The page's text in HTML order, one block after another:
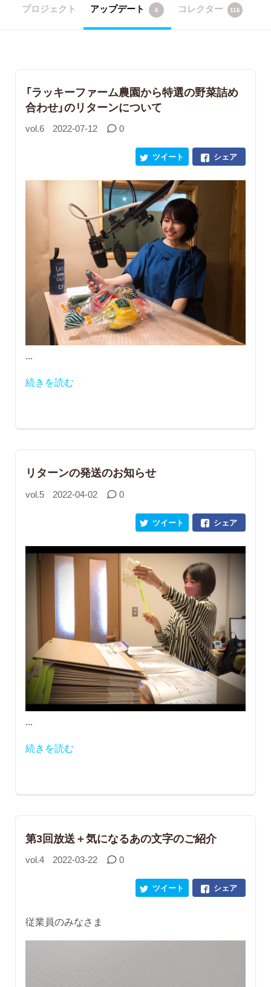
プロジェクト アップデート 6 コレクター 116
「ラッキーファーム農園から特選の野菜詰め
合わせ」のリターンについて
vol.6 2022-07-12 0
シェア
ツイート
...
続きを読む
リターンの発送のお知らせ
vol.5 2022-04-02 0
シェア
ツイート
...
続きを読む
第3回放送＋気になるあの文字のご紹介
vol.4 2022-03-22 0
シェア
ツイート
従業員のみなさま